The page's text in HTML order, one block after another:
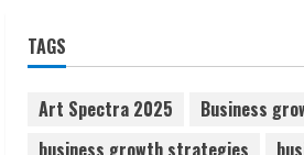
1
Bipminds Tech:
TAGS
Art Spectra 2025
Business